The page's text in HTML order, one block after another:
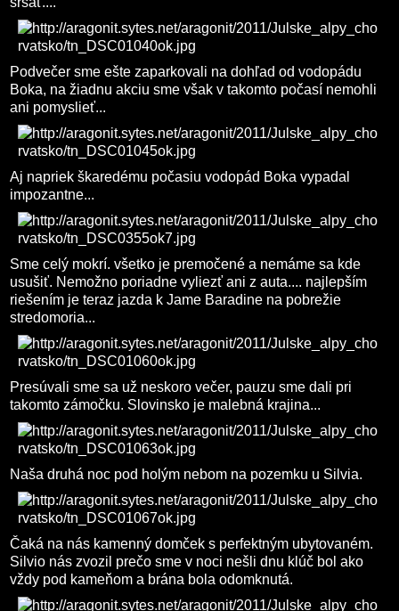
Podvečer sme ešte zaparkovali na dohľad od vodopádu
Boka, na žiadnu akciu sme však v takomto počasí nemohli
ani pomyslieť...
Aj napriek škaredému počasiu vodopád Boka vypadal
impozantne...
Sme celý mokrí. všetko je premočené a nemáme sa kde
usušiť. Nemožno poriadne vyliezť ani z auta.... najlepším
riešením je teraz jazda k Jame Baradine na pobrežie
stredomoria...
Presúvali sme sa už neskoro večer, pauzu sme dali pri
takomto zámočku. Slovinsko je malebná krajina...
Naša druhá noc pod holým nebom na pozemku u Silvia.
Čaká na nás kamenný domček s perfektným ubytovaném.
Silvio nás zvozil prečo sme v noci nešli dnu klúč bol ako
vždy pod kameňom a brána bola odomknutá.